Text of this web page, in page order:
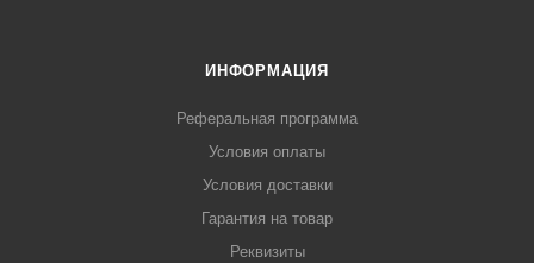
ИНФОРМАЦИЯ
Реферальная программа
Условия оплаты
Условия доставки
Гарантия на товар
Реквизиты